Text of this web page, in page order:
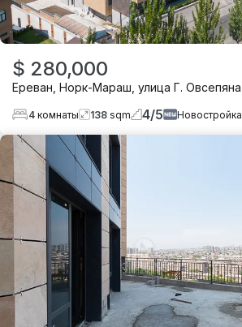
$ 280,000
Ереван Норк-Мараш улица Г. Овсепяна
4 комнаты 138 sqm 4/5 Новостройка